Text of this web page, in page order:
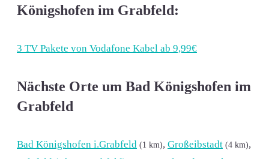
Königshofen im Grabfeld:
3 TV Pakete von Vodafone Kabel ab 9,99€
Nächste Orte um Bad Königshofen im
Grabfeld
Bad Königshofen i.Grabfeld (1 km), Großeibstadt (4 km),